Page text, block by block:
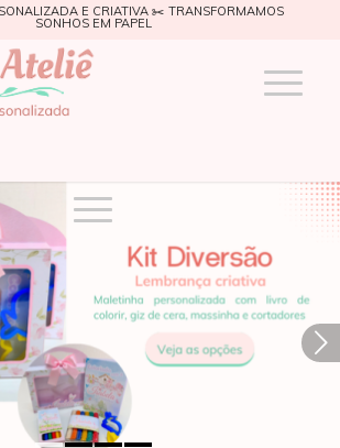
E CRIATIVA ✂️ TRANSFORMAMOS
SONHOS EM PAPEL
Próximo